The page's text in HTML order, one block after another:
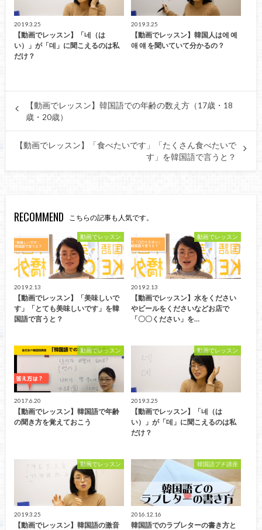
2019.3.25
【動画でレッスン】「네（は
い）」が「데」に聞こえるのは私
だけ？
2019.3.25
【動画でレッスン】韓国人は에 예
애 얘 を聞いていて分かるの？
【動画でレッスン】韓国語での年齢の数え方（17歳・18
歳・20歳）
【動画でレッスン】「食べたいです」「たくさん食べたいで
す」を韓国語で言うと？
RECOMMEND こちらの記事も人気です。
動画でレッスン
2019.2.13
【動画でレッスン】「美味しいで
す」「とても美味しいです」を韓
国語で言うと？
動画でレッスン
2019.2.13
【動画でレッスン】水をください
やビールをくださいなどお店で
「〇〇ください」を…
動画でレッスン
2017.6.20
【動画でレッスン】韓国語で年齢
の聞き方を覚えておこう
動画でレッスン
2019.3.25
【動画でレッスン】「네（は
い）」が「데」に聞こえるのは私
だけ？
動画でレッスン
2019.3.25
【動画でレッスン】韓国語の激音
韓国語プチ講座
2016.12.16
韓国語でのラブレターの書き方と